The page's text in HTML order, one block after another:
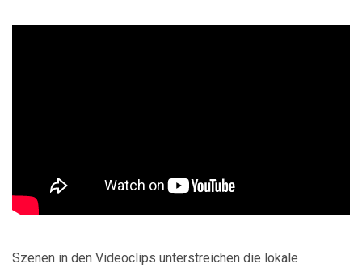
Szenen in den Videoclips unterstreichen die lokale